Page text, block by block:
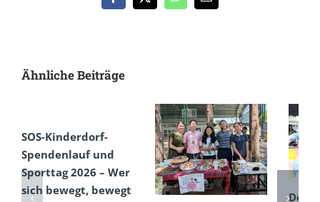
Ähnliche Beiträge
SOS-Kinderdorf-
Spendenlauf und
Sporttag 2026 – Wer
sich bewegt, bewegt
Dem